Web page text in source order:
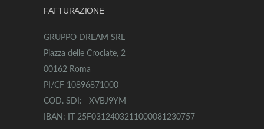
FATTURAZIONE
GRUPPO DREAM SRL
Piazza delle Crociate, 2
00162 Roma
PI/CF 10896871000
COD. SDI: XVBJ9YM
IBAN: IT 25F0312403211000081230757